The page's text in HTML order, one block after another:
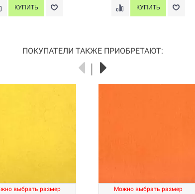
ПОКУПАТЕЛИ ТАКЖЕ ПРИОБРЕТАЮТ:
выбрать размер Можно выбрать размер